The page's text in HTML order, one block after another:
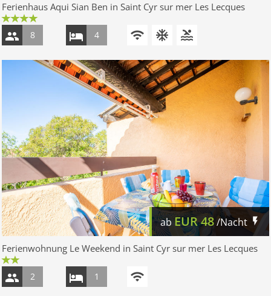
Ferienhaus Aqui Sian Ben in Saint Cyr sur mer Les Lecques
8 4
ab EUR48/Nacht
Ferienwohnung Le Weekend in Saint Cyr sur mer Les Lecques
2 1